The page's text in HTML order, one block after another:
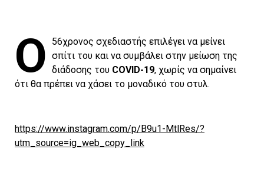
Ο
56χρονος σχεδιαστής επιλέγει να μείνει
σπίτι του και να συμβάλει στην μείωση της
διάδοσης του COVID-19, χωρίς να σημαίνει
ότι θα πρέπει να χάσει το μοναδικό του στυλ.
https://www.instagram.com/p/B9u1-MtlRes/?
utm_source=ig_web_copy_link